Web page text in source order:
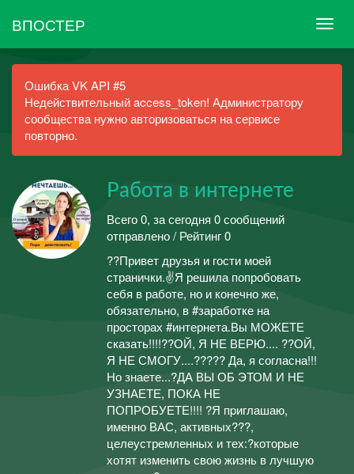
ВПОСТЕР
Ошибка VK API #5
Недействительный access_token! Администратору
сообщества нужно авторизоваться на сервисе
повторно.
Работа в интернете
Всего 0, за сегодня 0 сообщений
отправлено / Рейтинг 0
??Привет друзья и гости моей
странички.✌Я решила попробовать
себя в работе, но и конечно же,
обязательно, в #заработке на
просторах #интернета.Вы МОЖЕТЕ
сказать!!!!??ОЙ, Я НЕ ВЕРЮ.... ??ОЙ,
Я НЕ СМОГУ....????? Да, я согласна!!!
Но знаете...?ДА ВЫ ОБ ЭТОМ И НЕ
УЗНАЕТЕ, ПОКА НЕ
ПОПРОБУЕТЕ!!!! ?Я пpиглашаю,
именно ВАС, активных???,
целеустремленных и тех:?которые
хотят изменить свою жизнь в лучшую